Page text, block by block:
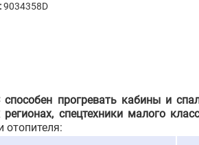
9034358D
способен прогревать кабины и
спецтехники малого
отопителя: